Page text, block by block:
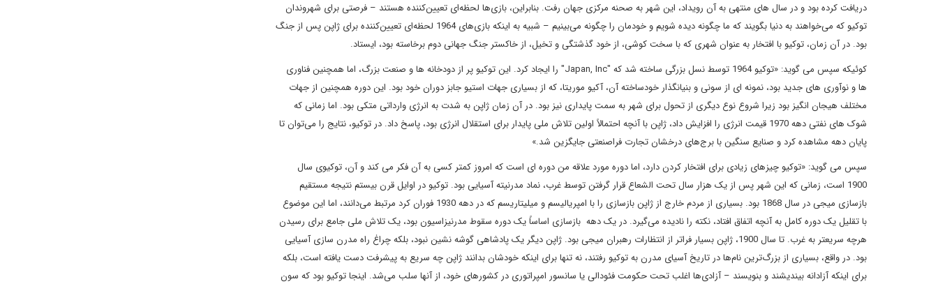
دریافت کرده بود و در سال های منتهی به آن رویداد، این شهر به صحنه مرکزی جهان رفت. بنابراین، بازی‌ها لحظه‌ای تعیین‌کننده هستند – فرصتی برای شهروندان
توکیو که می‌خواهند به دنیا بگویند که ما چگونه دیده شویم و خودمان را چگونه می‌بینیم – شبیه به اینکه بازی‌های 1964 لحظه‌ای تعیین‌کننده برای ژاپن پس از جنگ
بود. در آن زمان، توکیو با افتخار به عنوان شهری که با سخت کوشی، از خود گذشتگی و تخیل، از خاکستر جنگ جهانی دوم برخاسته بود، ایستاد.
کوئیکه سپس می گوید: «توکیو 1964 توسط نسل بزرگی ساخته شد که "Japan, Inc" را ایجاد کرد. این توکیو پر از دودخانه ها و صنعت بزرگ، اما همچنین فناوری
ها و نوآوری های جدید بود، نمونه ای از سونی و بنیانگذار خودساخته آن، آکیو موریتا، که از بسیاری جهات استیو جابز دوران خود بود. این دوره همچنین از جهات
مختلف هیجان انگیز بود زیرا شروع نوع دیگری از تحول برای شهر به سمت پایداری نیز بود. در آن زمان ژاپن به شدت به انرژی وارداتی متکی بود. اما زمانی که
شوک های نفتی دهه 1970 قیمت انرژی را افزایش داد، ژاپن با آنچه احتمالاً اولین تلاش ملی پایدار برای استقلال انرژی بود، پاسخ داد. در توکیو، نتایج را می‌توان تا
پایان دهه مشاهده کرد و صنایع سنگین با برج‌های درخشان تجارت فراصنعتی جایگزین شد.»
سپس می گوید: «توکیو چیزهای زیادی برای افتخار کردن دارد، اما دوره مورد علاقه من دوره ای است که امروز کمتر کسی به آن فکر می کند و آن، توکیوی سال
1900 است، زمانی که این شهر پس از یک هزار سال تحت الشعاع قرار گرفتن توسط غرب، نماد مدرنیته آسیایی بود. توکیو در اوایل قرن بیستم نتیجه مستقیم
بازسازی میجی در سال 1868 بود. بسیاری از مردم خارج از ژاپن بازسازی را با امپریالیسم و میلیتاریسم که در دهه 1930 فوران کرد مرتبط می‌دانند، اما این موضوع
با تقلیل یک دوره کامل به آنچه اتفاق افتاد، نکته را نادیده می‌گیرد. در یک دهه بازسازی اساساً یک دوره سقوط مدرنیزاسیون بود، یک تلاش ملی جامع برای رسیدن
هرچه سریعتر به غرب. تا سال 1900، ژاپن بسیار فراتر از انتظارات رهبران میجی بود. ژاپن دیگر یک پادشاهی گوشه نشین نبود، بلکه چراغ راه مدرن سازی آسیایی
بود. در واقع، بسیاری از بزرگ‌ترین نام‌ها در تاریخ آسیای مدرن به توکیو رفتند، نه تنها برای اینکه خودشان بدانند ژاپن چه سریع به پیشرفت دست یافته است، بلکه
برای اینکه آزادانه بیندیشند و بنویسند – آزادی‌ها اغلب تحت حکومت فئودالی یا سانسور امپراتوری در کشورهای خود، از آنها سلب می‌شد. اینجا توکیو بود که سون